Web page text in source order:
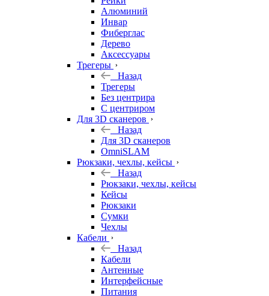
Алюминий
Инвар
Фиберглас
Дерево
Аксессуары
Трегеры
Назад
Трегеры
Без центрира
С центриром
Для 3D сканеров
Назад
Для 3D сканеров
OmniSLAM
Рюкзаки, чехлы, кейсы
Назад
Рюкзаки, чехлы, кейсы
Кейсы
Рюкзаки
Сумки
Чехлы
Кабели
Назад
Кабели
Антенные
Интерфейсные
Питания